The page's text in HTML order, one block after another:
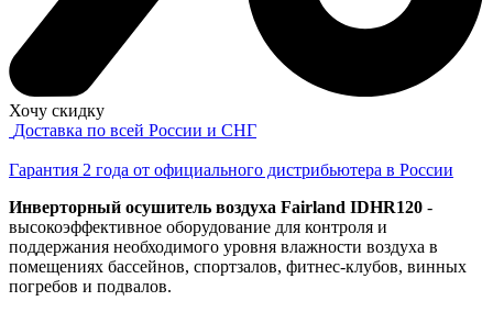
Хочу скидку
Доставка по всей России и СНГ
Гарантия 2 года от официального дистрибьютера в России
Инверторный осушитель воздуха Fairland IDHR120 -
высокоэффективное оборудование для контроля и
поддержания необходимого уровня влажности воздуха в
помещениях бассейнов, спортзалов, фитнес-клубов, винных
погребов и подвалов.